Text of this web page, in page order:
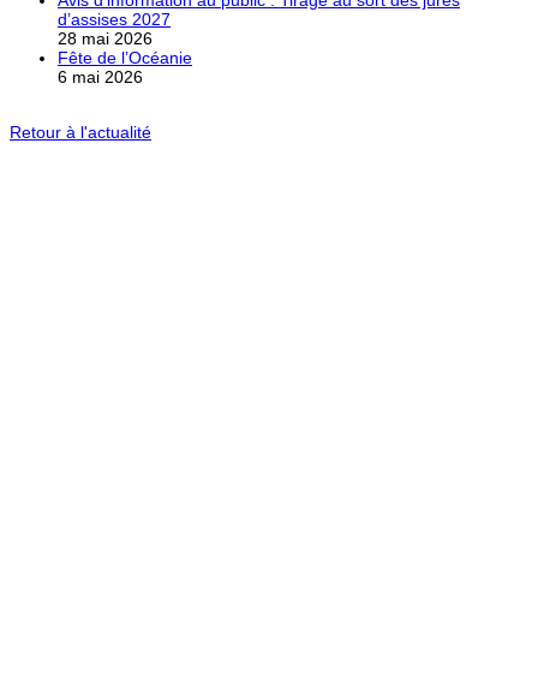
d’assises 2027
28 mai 2026
Fête de l’Océanie
6 mai 2026
Retour à l'actualité